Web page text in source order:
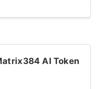
AI Token